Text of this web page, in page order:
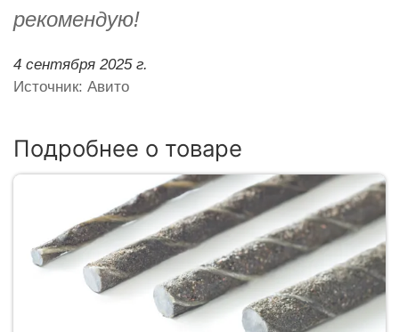
рекомендую!
4 сентября 2025 г.
Источник: Авито
Подробнее о товаре